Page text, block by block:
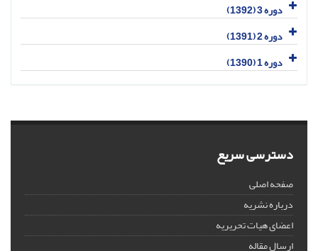
دوره 3 (1392)
دوره 2 (1391)
دوره 1 (1390)
دسترسی سریع
صفحه اصلی
درباره نشریه
اعضای هیات تحریریه
ارسال مقاله